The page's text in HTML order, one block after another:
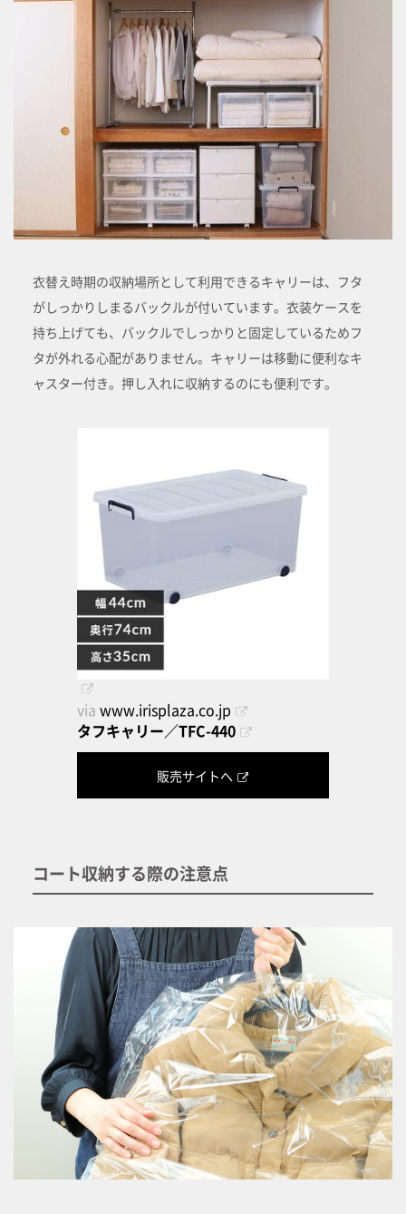
衣替え時期の収納場所として利用できるキャリーは、フタ
がしっかりしまるバックルが付いています。衣装ケースを
持ち上げても、バックルでしっかりと固定しているためフ
タが外れる心配がありません。キャリーは移動に便利なキ
ャスター付き。押し入れに収納するのにも便利です。
via www.irisplaza.co.jp
タフキャリー／TFC-440
販売サイトへ
コート収納する際の注意点